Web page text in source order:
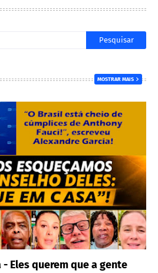
MOSTRAR MAIS
Eles querem que a gente